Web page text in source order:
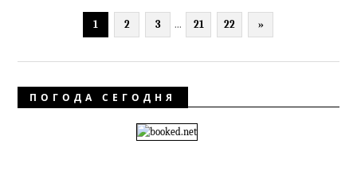
1 2 3 ... 21 22 »
ПОГОДА СЕГОДНЯ